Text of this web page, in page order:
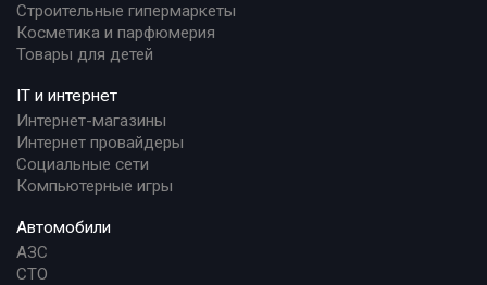
Строительные гипермаркеты
Косметика и парфюмерия
Товары для детей
IT и интернет
Интернет-магазины
Интернет провайдеры
Социальные сети
Компьютерные игры
Автомобили
АЗС
СТО